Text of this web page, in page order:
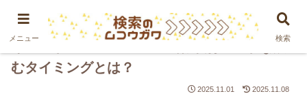
PR
キレートレモンMUKUMIの効果別ベストな飲
むタイミングとは？
2025.11.01 2025.11.08
メニュー 検索